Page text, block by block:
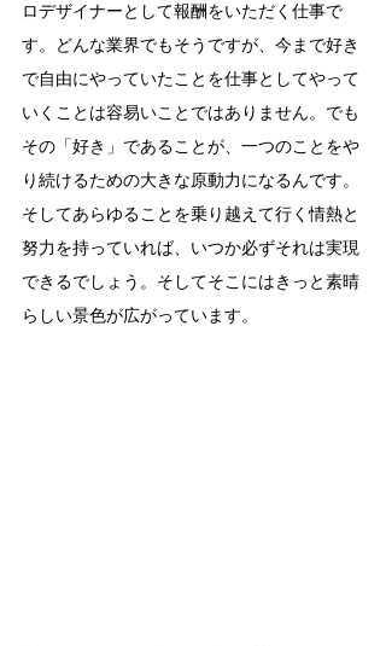
ロデザイナーとして報酬をいただく仕事で
す。どんな業界でもそうですが、今まで好き
で自由にやっていたことを仕事としてやって
いくことは容易いことではありません。でも
その「好き」であることが、一つのことをや
り続けるための大きな原動力になるんです。
そしてあらゆることを乗り越えて行く情熱と
努力を持っていれば、いつか必ずそれは実現
できるでしょう。そしてそこにはきっと素晴
らしい景色が広がっています。